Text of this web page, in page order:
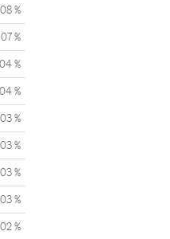
%
%
%
%
%
%
%
%
%